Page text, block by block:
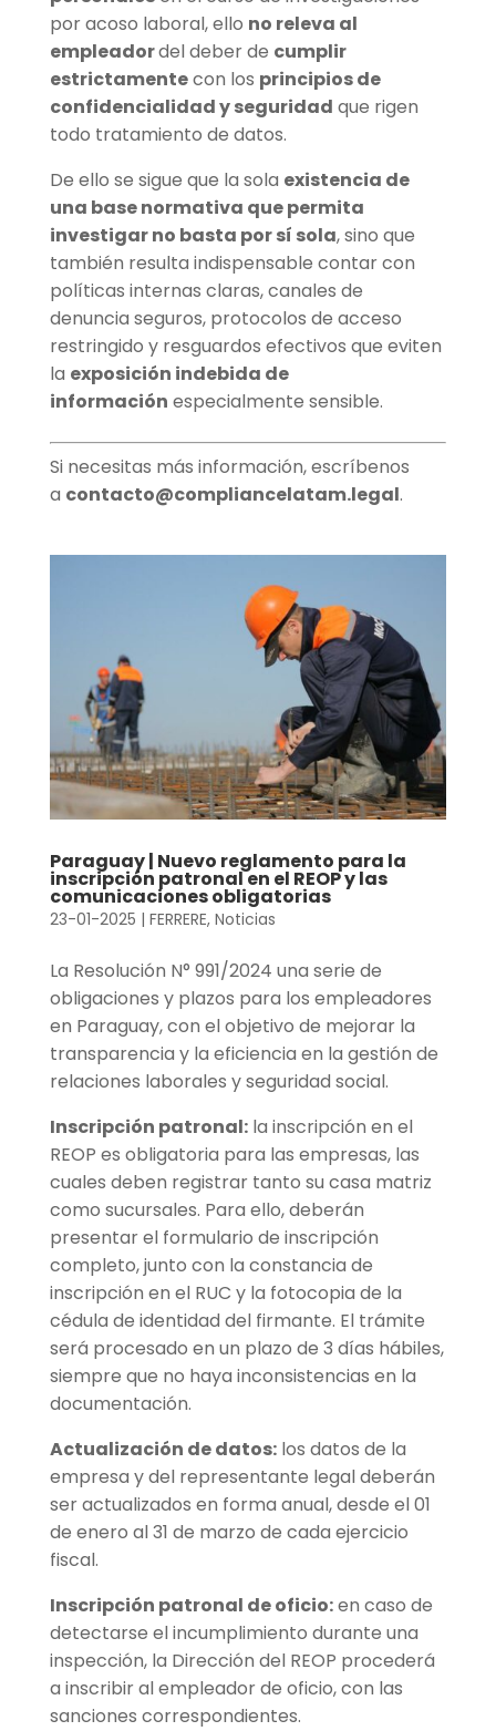
por acoso laboral, ello no releva al
empleadordel deber de cumplir
estrictamentecon los principios de
confidencialidad y seguridad que rigen
todo tratamiento de datos.
De ello se sigue que la sola existencia de
una base normativa que permita
investigar no basta por sí sola, sino que
también resulta indispensable contar con
políticas internas claras, canales de
denuncia seguros, protocolos de acceso
restringido y resguardos efectivos que eviten
la exposición indebida de
información especialmente sensible.
Si necesitas más información, escríbenos
a contacto@compliancelatam.legal.
Paraguay | Nuevo reglamento para la
inscripción patronal en el REOP y las
comunicaciones obligatorias
23-01-2025 | FERRERE, Noticias
La Resolución N° 991/2024 una serie de
obligaciones y plazos para los empleadores
en Paraguay, con el objetivo de mejorar la
transparencia y la eficiencia en la gestión de
relaciones laborales y seguridad social.
Inscripción patronal:la inscripción en el
REOP es obligatoria para las empresas, las
cuales deben registrar tanto su casa matriz
como sucursales. Para ello, deberán
presentar el formulario de inscripción
completo, junto con la constancia de
inscripción en el RUC y la fotocopia de la
cédula de identidad del firmante. El trámite
será procesado en un plazo de 3 días hábiles,
siempre que no haya inconsistencias en la
documentación.
Actualización de datos:los datos de la
empresa y del representante legal deberán
ser actualizados en forma anual, desde el 01
de enero al 31 de marzo de cada ejercicio
fiscal.
Inscripción patronal de oficio:en caso de
detectarse el incumplimiento durante una
inspección, la Dirección del REOP procederá
a inscribir al empleador de oficio, con las
sanciones correspondientes.